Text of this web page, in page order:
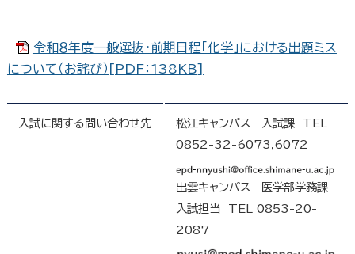
令和８年度一般選抜・前期日程「化学」における出題ミス
について（お詫び）[PDF：138KB]
入試に関する問い合わせ先
松江キャンパス 入試課 TEL
0852-32-6073,6072
出雲キャンパス 医学部学務課
入試担当 TEL 0853-20-
2087